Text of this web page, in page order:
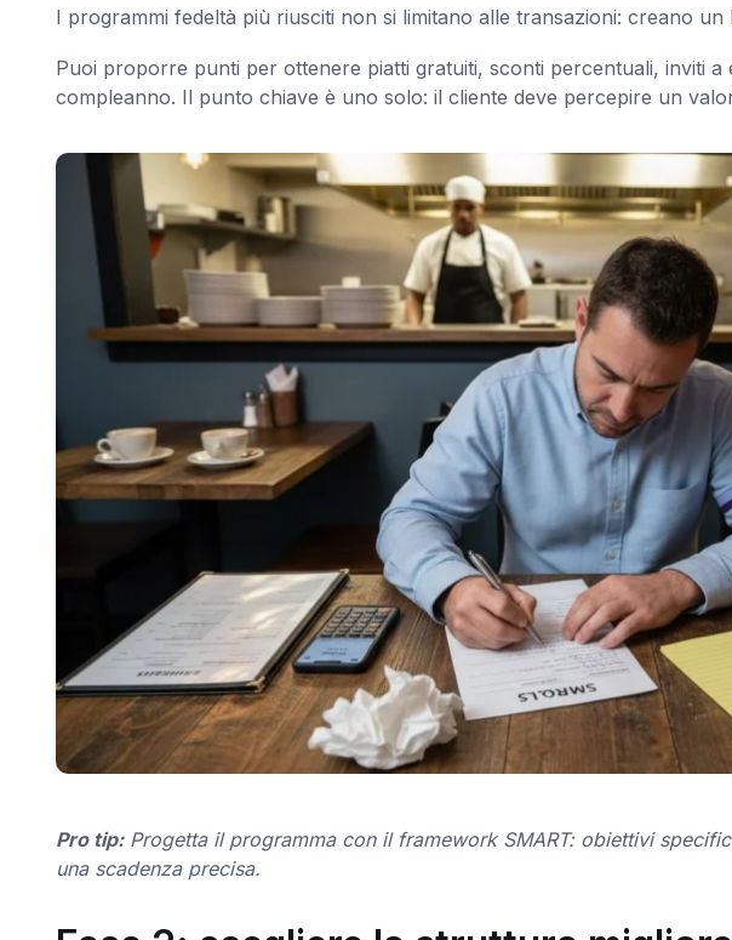
I programmi fedeltà più riusciti non si limitano alle transazioni: creano un
Puoi proporre punti per ottenere piatti gratuiti, sconti percentuali, inviti
compleanno. Il punto chiave è uno solo: il cliente deve percepire un
Pro tip: Progetta il programma con il framework SMART: obiettivi
una scadenza precisa.